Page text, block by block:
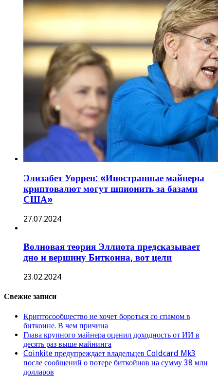
23.02.2024
Криптосообщество не хочет бороться со спамом в
биткоине. В чем причина
Глава крупного майнера оценил доходность от ИИ в
десять раз выше майнинга
Coinkite предупреждает владельцев Coldcard Mk3
после сообщений о потере биткойнов на сумму 38 млн
долларов
Биткоин остался у $64 000 на фоне отскока азиатских
рынков
Гендиректор майнера MARA назвал причину продажи
20 000 биткоинов
Россиянин организовал подпольную криптоферму в
ферму в Небраске
Чем именно квантовые компьютеры угрожают
биткоину. Насколько реален риск
Страницы
Главная
Фармацевтический гигант набирает обороты:
почему акции «Промомеда» укрепляют позиции
Другие новости
Как бороться с опозданиями сотрудников: от причин к
Как законно списать долги и начать с нуля
Купить кабель ВБбШв в Москве
Мадридская система-2026: расширение географии,
снижение пошлин и новые требования
О нас
Полный цикл производства гофроупаковки: от
инженерной разработки до серийной печати